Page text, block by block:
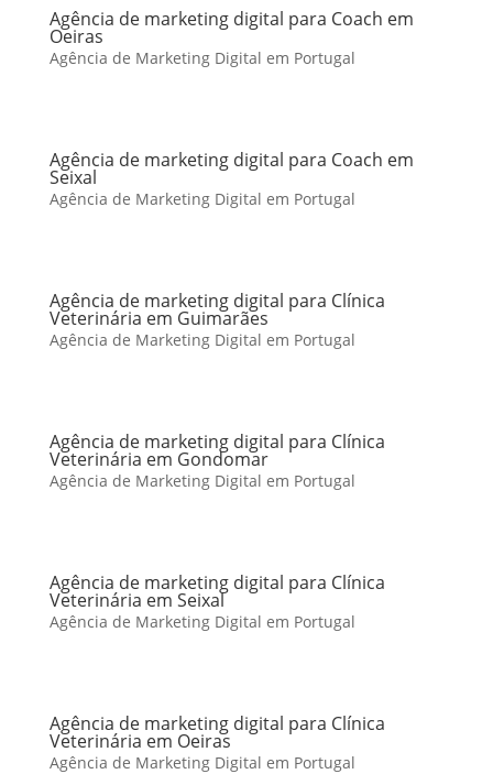
Agência de marketing digital para Coach em
Oeiras
Agência de Marketing Digital em Portugal
Agência de marketing digital para Coach em
Seixal
Agência de Marketing Digital em Portugal
Agência de marketing digital para Clínica
Veterinária em Guimarães
Agência de Marketing Digital em Portugal
Agência de marketing digital para Clínica
Veterinária em Gondomar
Agência de Marketing Digital em Portugal
Agência de marketing digital para Clínica
Veterinária em Seixal
Agência de Marketing Digital em Portugal
Agência de marketing digital para Clínica
Veterinária em Oeiras
Agência de Marketing Digital em Portugal